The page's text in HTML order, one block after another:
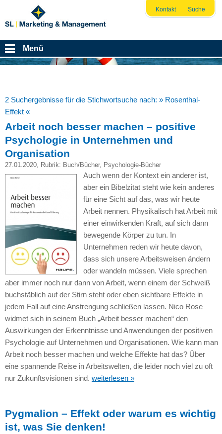
Kontakt Suche
Menü
2 Suchergebnisse für die Stichwortsuche nach: » Rosenthal-
Effekt «
Arbeit noch besser machen – positive
Psychologie in Unternehmen und
Organisation
27.01.2020, Rubrik: Buch/Bücher, Psychologie-Bücher
Auch wenn der Kontext ein anderer ist,
aber ein Bibelzitat steht wie kein anderes
für eine Sicht auf das, was wir heute
Arbeit nennen. Physikalisch hat Arbeit mit
einer einwirkenden Kraft, auf sich dann
bewegende Körper zu tun. In
Unternehmen reden wir heute davon,
dass sich unsere Arbeitsweisen ändern
oder wandeln müssen. Viele sprechen
aber immer noch nur dann von Arbeit, wenn einem der Schweiß
buchstäblich auf der Stirn steht oder eben sichtbare Effekte in
jedem Fall auf eine Anstrengung schließen lassen. Nico Rose
widmet sich in seinem Buch „Arbeit besser machen“ den
Auswirkungen der Erkenntnisse und Anwendungen der positiven
Psychologie auf Unternehmen und Organisationen. Wie kann man
Arbeit noch besser machen und welche Effekte hat das? Über
eine spannende Reise in Arbeitswelten, die leider noch viel zu oft
nur Zukunftsvisionen sind. weiterlesen »
Pygmalion – Effekt oder warum es wichtig
ist, was Sie denken!